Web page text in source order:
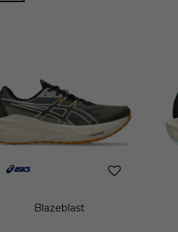
Blazeblast